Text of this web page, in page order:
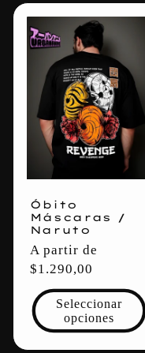
Óbito
Máscaras /
Naruto
Precio
habitual
A partir de
$1.290,00
Seleccionar
opciones